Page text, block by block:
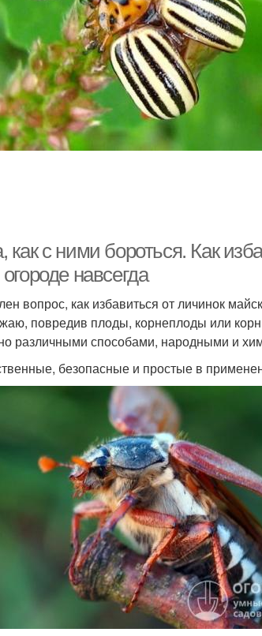
как с ними бороться. Как
навсегда
вопрос, как избавиться от личинок
повредив плоды, корнеплоды или
различными способами, народными и
безопасные и простые в